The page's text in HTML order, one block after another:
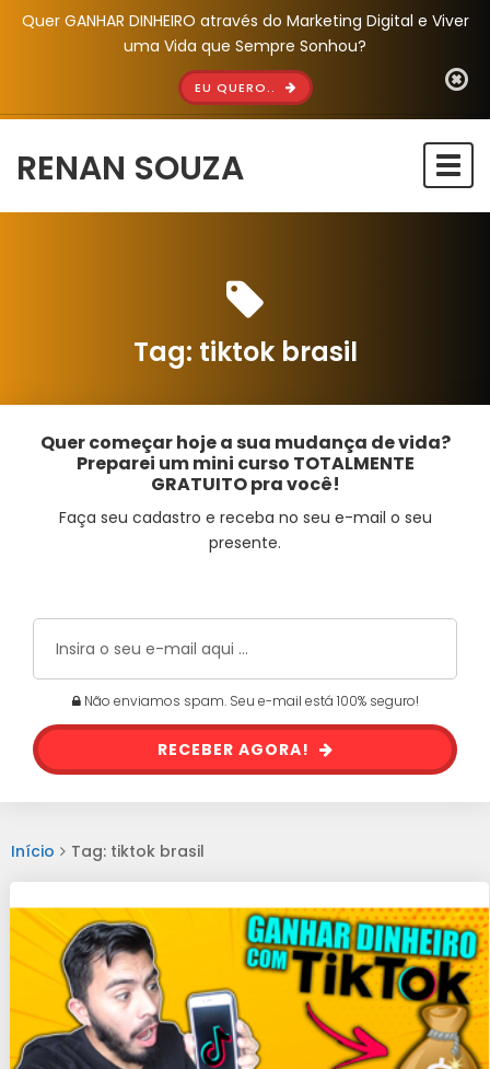
Quer GANHAR DINHEIRO através do Marketing Digital e Viver
uma Vida que Sempre Sonhou?
EU QUERO..
RENAN SOUZA
Tag: tiktok brasil
Quer começar hoje a sua mudança de vida?
Preparei um mini curso TOTALMENTE
GRATUITO pra você!
Faça seu cadastro e receba no seu e-mail o seu
presente.
Não enviamos spam. Seu e-mail está 100% seguro!
RECEBER AGORA!
Início Tag: tiktok brasil